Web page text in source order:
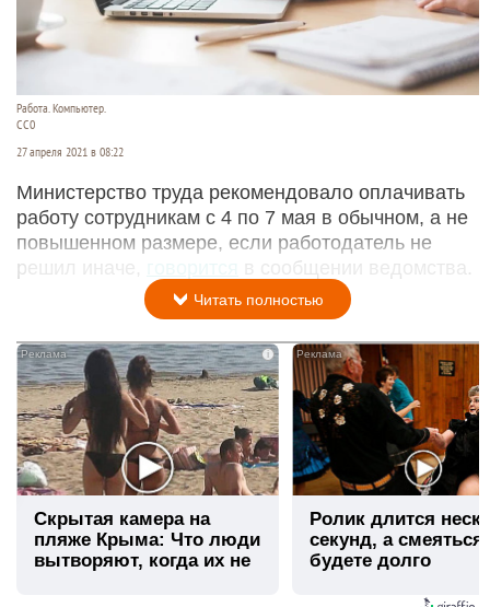
Работа. Компьютер.
СС0
27 апреля 2021 в 08:22
Министерство труда рекомендовало оплачивать
работу сотрудникам с 4 по 7 мая в обычном, а не
повышенном размере, если работодатель не
решил иначе,
в сообщении ведомства.
Читать полностью
i
Скрытая камера на
пляже Крыма: Что люди
вытворяют, когда их не
Ролик длится
секунд, а
будете долго